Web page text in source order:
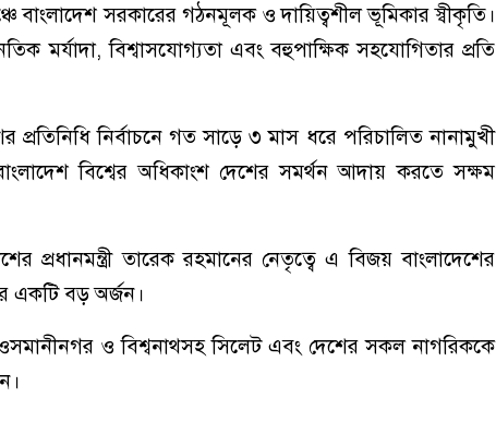
বাংলাদেশ সরকারের গঠনমূলক ও দায়িত্বশীল ভূমিকার স্বীকৃতি।
মর্যাদা, বিশ্বাসযোগ্যতা এবং বহুপাক্ষিক সহযোগিতার প্রতি
প্রতিনিধি নির্বাচনে গত সাড়ে ৩ মাস ধরে পরিচালিত নানামুখী
বিশ্বের অধিকাংশ দেশের সমর্থন আদায় করতে সক্ষম
প্রধানমন্ত্রী তারেক রহমানের নেতৃত্বে এ বিজয় বাংলাদেশের
একটি বড় অর্জন।
ও বিশ্বনাথসহ সিলেট এবং দেশের সকল নাগরিককে